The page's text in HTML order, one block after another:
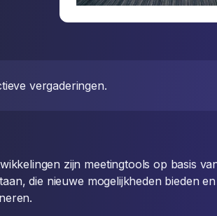
vergaderingen.
zijn meetingtools op basis
die nieuwe mogelijkheden bieden